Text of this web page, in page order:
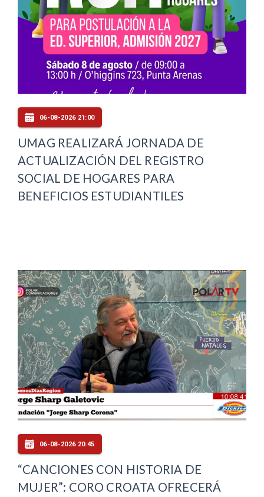
06-08-2026 21:00
UMAG REALIZARÁ JORNADA DE
ACTUALIZACIÓN DEL REGISTRO
SOCIAL DE HOGARES PARA
BENEFICIOS ESTUDIANTILES
06-08-2026 20:45
“CANCIONES CON HISTORIA DE
MUJER”: CORO CROATA OFRECERÁ